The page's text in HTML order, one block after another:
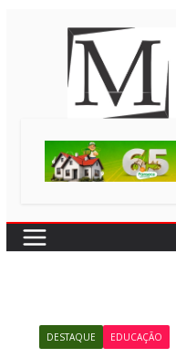
DESTAQUE EDUCAÇÃO